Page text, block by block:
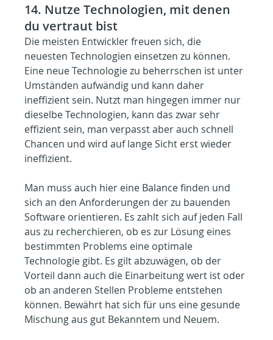
14. Nutze Technologien, mit denen
du vertraut bist
Die meisten Entwickler freuen sich, die
neuesten Technologien einsetzen zu können.
Eine neue Technologie zu beherrschen ist unter
Umständen aufwändig und kann daher
ineffizient sein. Nutzt man hingegen immer nur
dieselbe Technologien, kann das zwar sehr
effizient sein, man verpasst aber auch schnell
Chancen und wird auf lange Sicht erst wieder
ineffizient.
Man muss auch hier eine Balance finden und
sich an den Anforderungen der zu bauenden
Software orientieren. Es zahlt sich auf jeden Fall
aus zu recherchieren, ob es zur Lösung eines
bestimmten Problems eine optimale
Technologie gibt. Es gilt abzuwägen, ob der
Vorteil dann auch die Einarbeitung wert ist oder
ob an anderen Stellen Probleme entstehen
können. Bewährt hat sich für uns eine gesunde
Mischung aus gut Bekanntem und Neuem.